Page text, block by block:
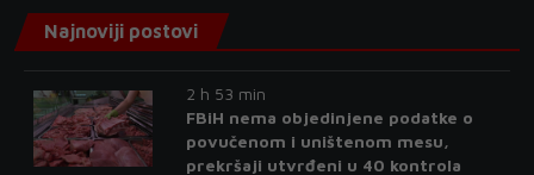
Najnoviji postovi
2 h 53 min
FBiH nema objedinjene podatke o
povučenom i uništenom mesu,
prekršaji utvrđeni u 40 kontrola